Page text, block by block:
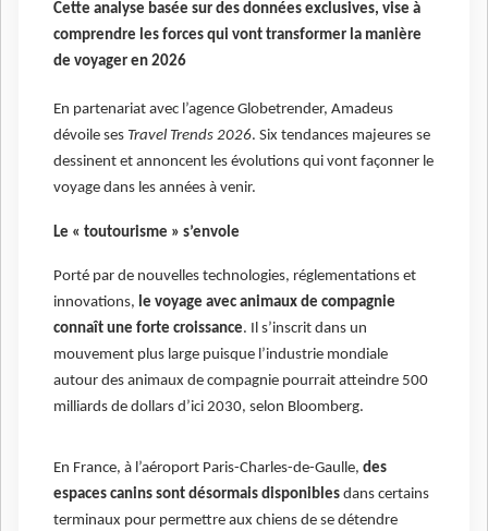
Cette analyse basée sur des données exclusives, vise à
comprendre les forces qui vont transformer la manière
de voyager en 2026
En partenariat avec l’agence Globetrender, Amadeus
dévoile ses Travel Trends 2026. Six tendances majeures se
dessinent et annoncent les évolutions qui vont façonner le
voyage dans les années à venir.
Le « toutourisme » s’envole
Porté par de nouvelles technologies, réglementations et
innovations, le voyage avec animaux de compagnie
connaît une forte croissance. Il s’inscrit dans un
mouvement plus large puisque l’industrie mondiale
autour des animaux de compagnie pourrait atteindre 500
milliards de dollars d’ici 2030, selon Bloomberg.
En France, à l’aéroport Paris-Charles-de-Gaulle, des
espaces canins sont désormais disponibles dans certains
terminaux pour permettre aux chiens de se détendre